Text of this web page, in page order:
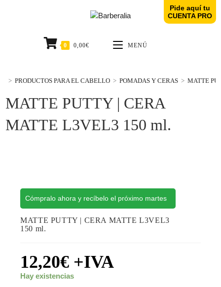
0 0,00€ MENÚ
MATTE PUTTY | CERA
MATTE L3VEL3 150 ml.
> PRODUCTOS PARA EL CABELLO > POMADAS Y CERAS > MATTE
Cómpralo ahora y recíbelo el próximo martes
MATTE PUTTY | CERA MATTE L3VEL3
150 ml.
12,20€ +IVA
Hay existencias
Pide aquí tu
CUENTA PRO